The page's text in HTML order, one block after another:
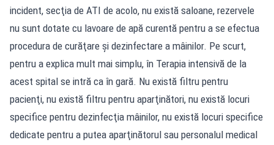
incident, secţia de ATI de acolo, nu există saloane, rezervele
nu sunt dotate cu lavoare de apă curentă pentru a se efectua
procedura de curăţare şi dezinfectare a mâinilor. Pe scurt,
pentru a explica mult mai simplu, în Terapia intensivă de la
acest spital se intră ca în gară. Nu există filtru pentru
pacienţi, nu există filtru pentru aparţinători, nu există locuri
specifice pentru dezinfecţia mâinilor, nu există locuri specifice
dedicate pentru a putea aparţinătorul sau personalul medical